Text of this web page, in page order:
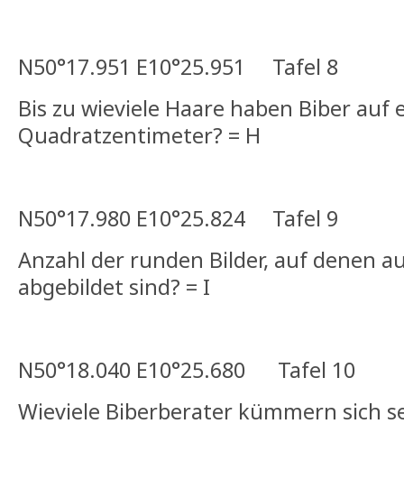
N50°17.951 E10°25.951 Tafel 8
Bis zu wieviele Haare haben Biber auf
Quadratzentimeter? = H
N50°17.980 E10°25.824 Tafel 9
Anzahl der runden Bilder, auf denen
abgebildet sind? = I
N50°18.040 E10°25.680 Tafel 10
Wieviele Biberberater kümmern sich